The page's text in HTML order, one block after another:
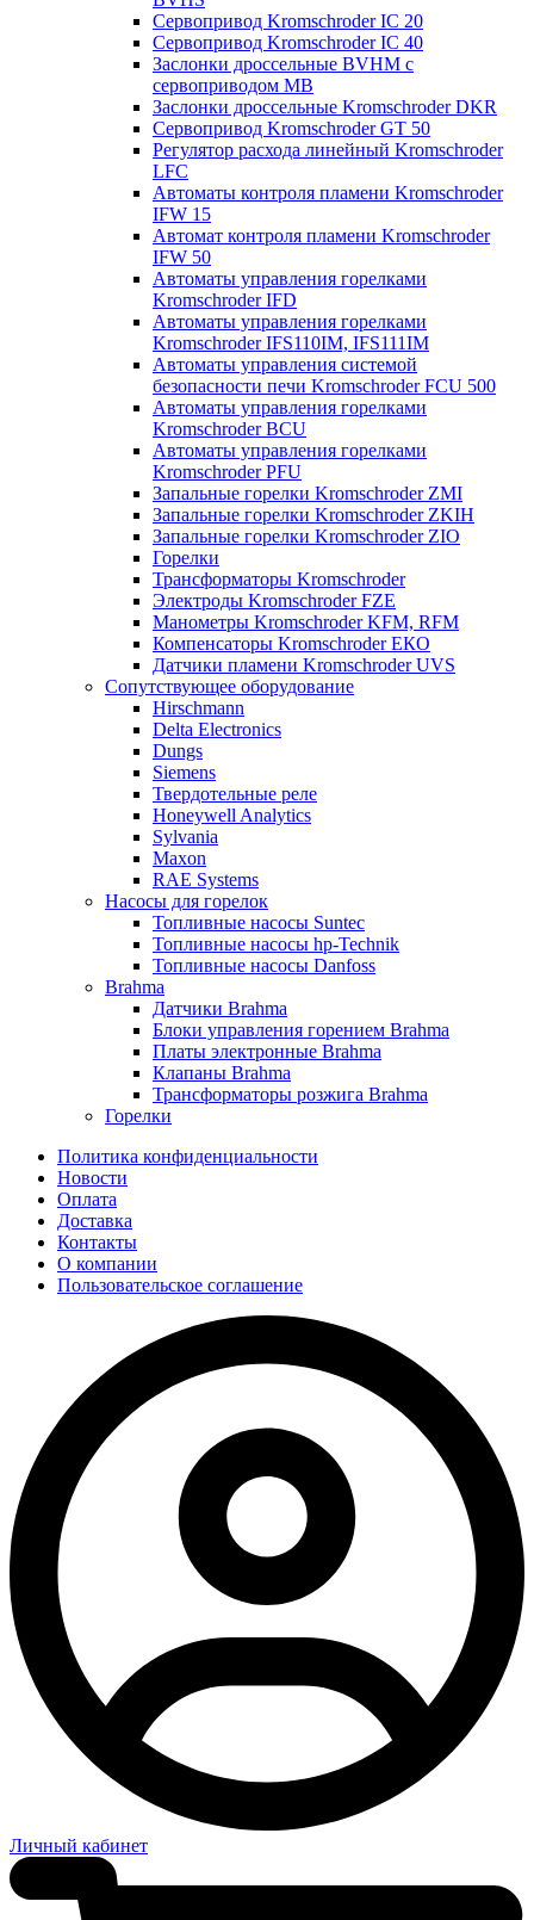
Сервопривод Kromschroder IC 20
Сервопривод Kromschroder IC 40
Заслонки дроссельные BVHM с
сервоприводом МВ
Заслонки дроссельные Kromschroder DKR
Cервопривод Kromschroder GT 50
Регулятор расхода линейный Kromschroder
LFC
Автоматы контроля пламени Kromschroder
IFW 15
Автомат контроля пламени Kromschroder
IFW 50
Автоматы управления горелками
Kromschroder IFD
Автоматы управления горелками
Kromschroder IFS110IM, IFS111IM
Автоматы управления системой
безопасности печи Kromschroder FCU 500
Автоматы управления горелками
Kromschroder BCU
Автоматы управления горелками
Kromschroder PFU
Запальные горелки Kromschroder ZМI
Запальные горелки Kromschroder ZKIH
Запальные горелки Kromschroder ZIO
Горелки
Трансформаторы Kromschroder
Электроды Kromschroder FZE
Манометры Kromschroder KFM, RFM
Компенсаторы Kromschroder ЕКО
Датчики пламени Kromschroder UVS
Сопутствующее оборудование
Hirschmann
Delta Electronics
Dungs
Siemens
Твердотельные реле
Honeywell Analytics
Sylvania
Maxon
RAE Systems
Насосы для горелок
Топливные насосы Suntec
Топливные насосы hp-Technik
Топливные насосы Danfoss
Brahma
Датчики Brahma
Блоки управления горением Brahma
Платы электронные Brahma
Клапаны Brahma
Трансформаторы розжига Brahma
Горелки
Политика конфиденциальности
Новости
Оплата
Доставка
Контакты
О компании
Пользовательское соглашение
Личный кабинет